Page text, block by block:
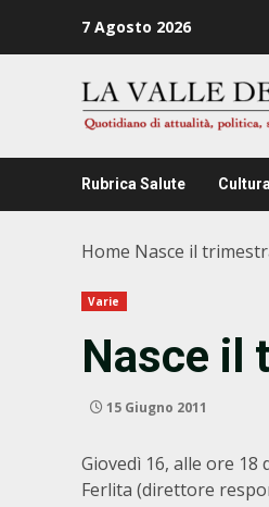
7 Agosto 2026
Rubrica Salute Cultura
Home Nasce il
Varie
Nasce il
15 Giugno 2011
Giovedì 16, alle ore
Ferlita (direttore